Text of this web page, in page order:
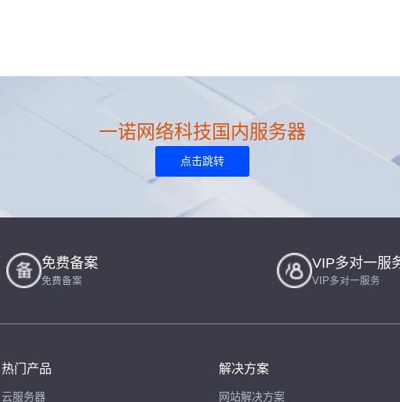
一诺网络科技国内服务器
点击跳转
免费备案
免费备案
VIP多对一服
VIP多对一服务
热门产品
云服务器
解决方案
网站解决方案